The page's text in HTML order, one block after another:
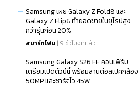
Samsung เผย Galaxy Z Fold8 และ
Galaxy Z Flip8 ทำยอดขายในยุโรปสูง
กว่ารุ่นก่อน 20%
สมาร์ทโฟน | 9 ชั่วโมงที่แล้ว
Samsung Galaxy S26 FE คอนเฟิร์ม
เตรียมเปิดตัวปีนี้ พร้อมสานต่อสเปคกล้อง
50MP และชาร์จไว 45W